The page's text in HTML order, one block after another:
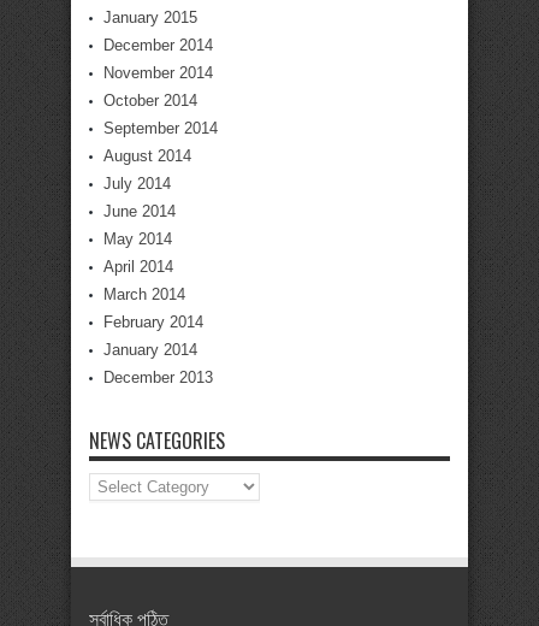
January 2015
December 2014
November 2014
October 2014
September 2014
August 2014
July 2014
June 2014
May 2014
April 2014
March 2014
February 2014
January 2014
December 2013
NEWS CATEGORIES
News
Categories
সর্বাধিক পঠিত